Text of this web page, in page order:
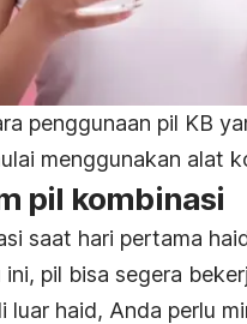
penggunaan pil KB
menggunakan alat
pil kombinasi
saat hari pertama
pil bisa segera
luar haid, Anda perlu